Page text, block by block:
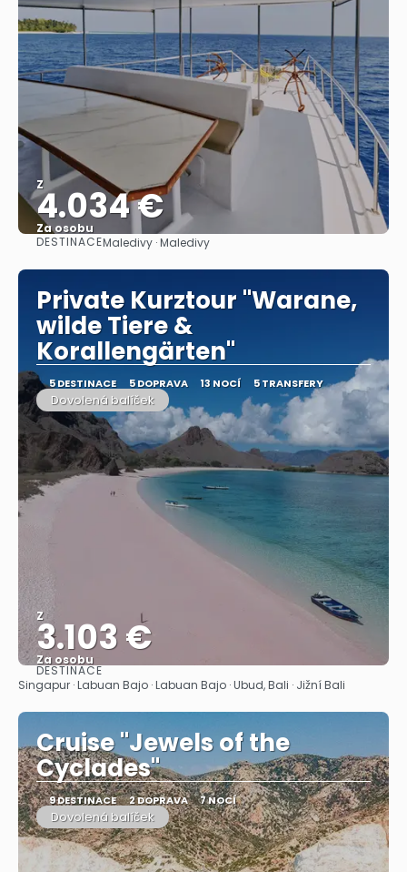
Z
4.034 €
Za osobu
Zobrazit
DESTINACEMaledivy · Maledivy
Private Kurztour "Warane,
wilde Tiere &
Korallengärten"
5 DESTINACE 5 DOPRAVA 13 NOCÍ 5 TRANSFERY
Dovolená balíček
Z
3.103 €
Za osobu
Zobrazit
DESTINACE
Singapur · Labuan Bajo · Labuan Bajo · Ubud, Bali · Jižní Bali
Cruise "Jewels of the
Cyclades"
9 DESTINACE 2 DOPRAVA 7 NOCÍ
Dovolená balíček